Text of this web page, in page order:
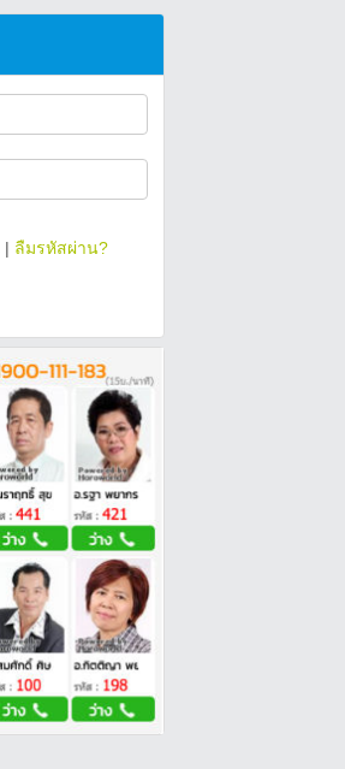
| ลืมรหัสผ่าน?